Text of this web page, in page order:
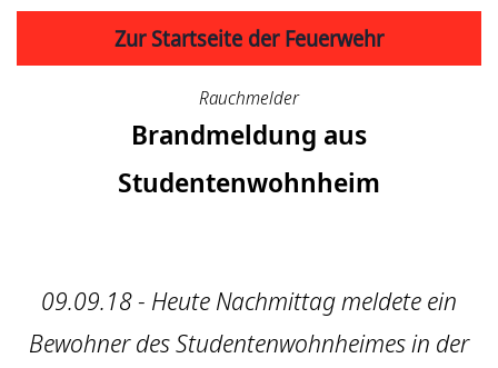
Zur Startseite der Feuerwehr
Rauchmelder
Brandmeldung aus
Studentenwohnheim
09.09.18 - Heute Nachmittag meldete ein
Bewohner des Studentenwohnheimes in der